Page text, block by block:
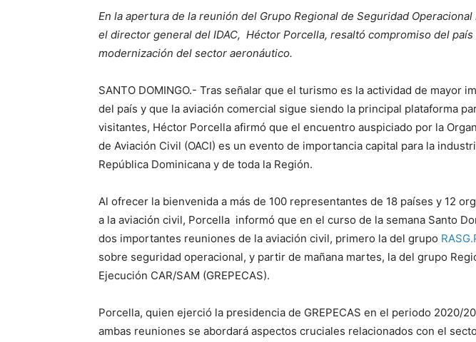
En la apertura de la reunión del Grupo Regional de Seguridad Operacional
el director general del IDAC, Héctor Porcella, resaltó compromiso del
modernización del sector aeronáutico.
SANTO DOMINGO.- Tras señalar que el turismo es la actividad de mayor
del país y que la aviación comercial sigue siendo la principal plataforma
visitantes, Héctor Porcella afirmó que el encuentro auspiciado por la
de Aviación Civil (OACI) es un evento de importancia capital para la
República Dominicana y de toda la Región.
Al ofrecer la bienvenida a más de 100 representantes de 18 países y 12
a la aviación civil, Porcella informó que en el curso de la semana Santo
dos importantes reuniones de la aviación civil, primero la del grupo
sobre seguridad operacional, y partir de mañana martes, la del grupo
Ejecución CAR/SAM (GREPECAS).
Porcella, quien ejerció la presidencia de GREPECAS en el periodo 2020/
ambas reuniones se abordará aspectos cruciales relacionados con el